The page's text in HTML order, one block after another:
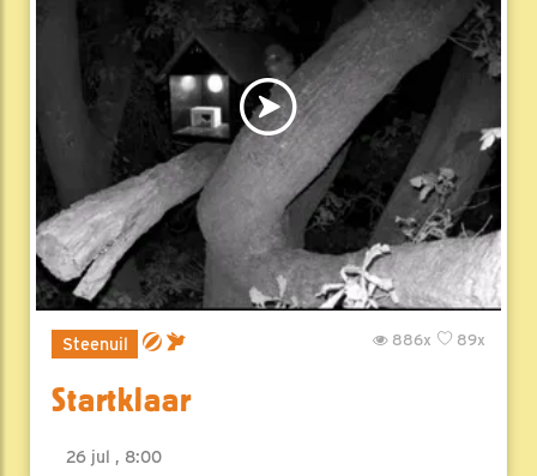
Steenuil 89x
886x
Startklaar
26 jul , 8:00